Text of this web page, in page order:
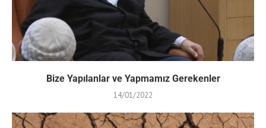
Bize Yapılanlar ve Yapmamız Gerekenler
14/01/2022